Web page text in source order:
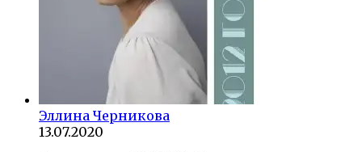
Эллина Черникова
13.07.2020